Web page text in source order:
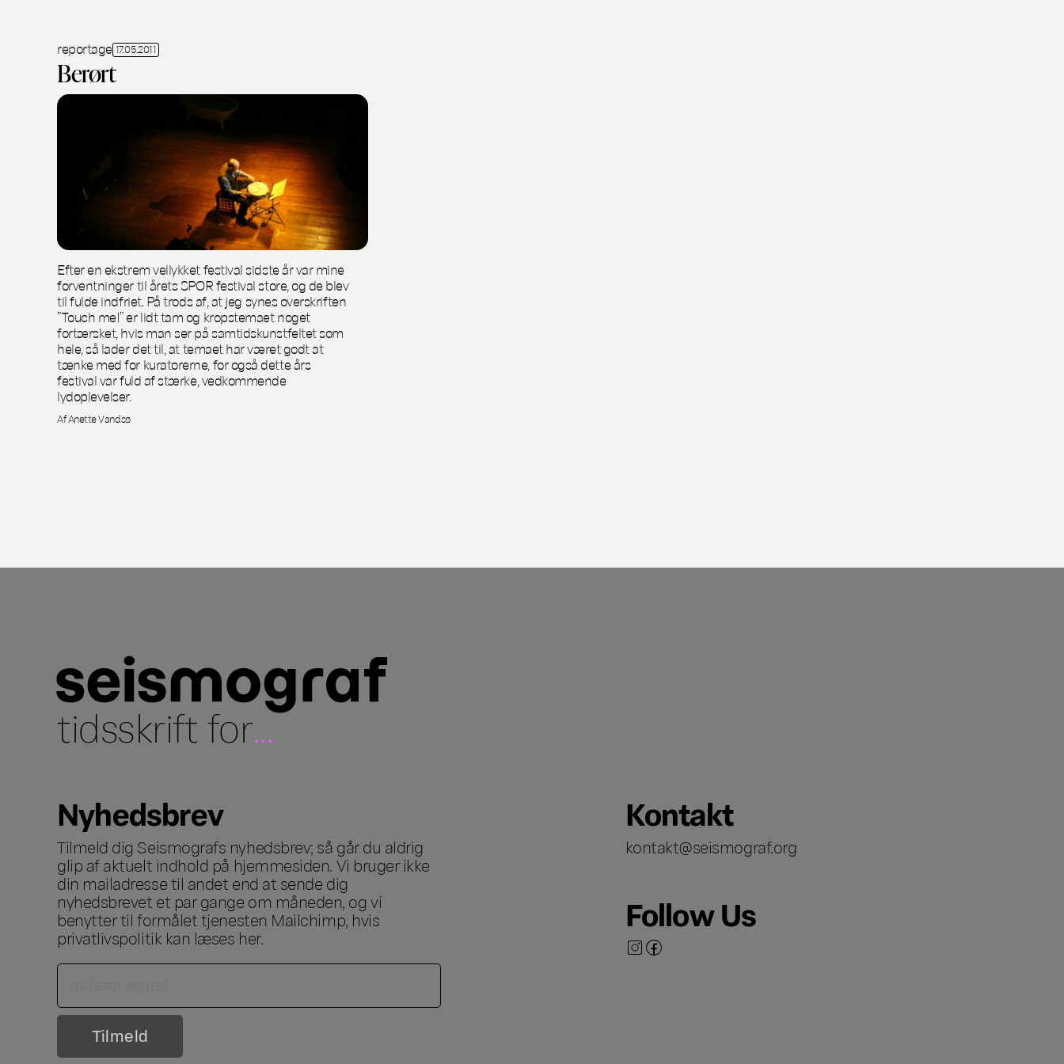
reportage 17.05.2011
Berørt
Efter en ekstrem vellykket festival sidste år var mine
forventninger til årets SPOR festival store, og de blev
til fulde indfriet. På trods af, at jeg synes overskriften
”Touch me!” er lidt tam og kropstemaet noget
fortærsket, hvis man ser på samtidskunstfeltet som
hele, så lader det til, at temaet har været godt at
tænke med for kuratorerne, for også dette års
festival var fuld af stærke, vedkommende
lydoplevelser.
Af Anette Vandsø
tidsskrift for...
Nyhedsbrev
Tilmeld dig Seismografs nyhedsbrev; så går du aldrig
glip af aktuelt indhold på hjemmesiden. Vi bruger ikke
din mailadresse til andet end at sende dig
nyhedsbrevet et par gange om måneden, og vi
benytter til formålet tjenesten Mailchimp, hvis
privatlivspolitik kan læses her.
Kontakt
kontakt@seismograf.org
Follow Us